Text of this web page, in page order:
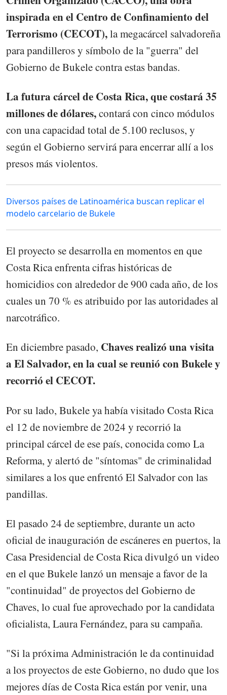
inspirada en el Centro de Confinamiento del
Terrorismo (CECOT),la megacárcel salvadoreña
para pandilleros y símbolo de la "guerra" del
Gobierno de Bukele contra estas bandas.
La futura cárcel de Costa Rica, que costará 35
millones de dólares,contará con cinco módulos
con una capacidad total de 5.100 reclusos, y
según el Gobierno servirá para encerrar allí a los
presos más violentos.
Diversos países de Latinoamérica buscan replicar el
modelo carcelario de Bukele
El proyecto se desarrolla en momentos en que
Costa Rica enfrenta cifras históricas de
homicidios con alrededor de 900 cada año, de los
cuales un 70 % es atribuido por las autoridades al
narcotráfico.
En diciembre pasado, Chaves realizó una visita
a El Salvador, en la cual se reunió con Bukele y
recorrió el CECOT.
Por su lado, Bukele ya había visitado Costa Rica
el 12 de noviembre de 2024 y recorrió la
principal cárcel de ese país, conocida como La
Reforma, y alertó de "síntomas" de criminalidad
similares a los que enfrentó El Salvador con las
pandillas.
El pasado 24 de septiembre, durante un acto
oficial de inauguración de escáneres en puertos, la
Casa Presidencial de Costa Rica divulgó un video
en el que Bukele lanzó un mensaje a favor de la
"continuidad" de proyectos del Gobierno de
Chaves, lo cual fue aprovechado por la candidata
oficialista, Laura Fernández, para su campaña.
"Si la próxima Administración le da continuidad
a los proyectos de este Gobierno, no dudo que los
mejores días de Costa Rica están por venir, una